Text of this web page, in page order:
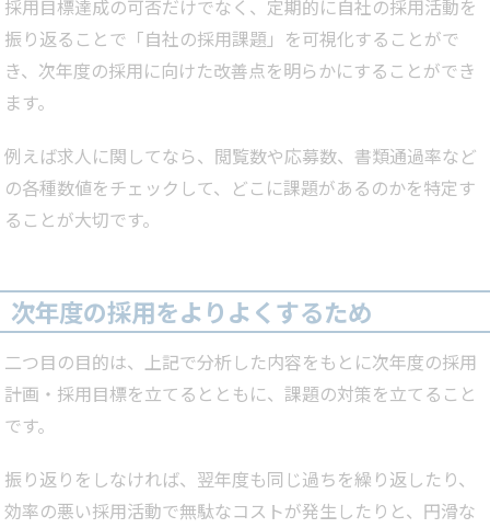
採用目標達成の可否だけでなく、定期的に自社の採用活動を
振り返ることで「自社の採用課題」を可視化することがで
き、次年度の採用に向けた改善点を明らかにすることができ
ます。
例えば求人に関してなら、閲覧数や応募数、書類通過率など
の各種数値をチェックして、どこに課題があるのかを特定す
ることが大切です。
次年度の採用をよりよくするため
二つ目の目的は、上記で分析した内容をもとに次年度の採用
計画・採用目標を立てるとともに、課題の対策を立てること
です。
振り返りをしなければ、翌年度も同じ過ちを繰り返したり、
効率の悪い採用活動で無駄なコストが発生したりと、円滑な